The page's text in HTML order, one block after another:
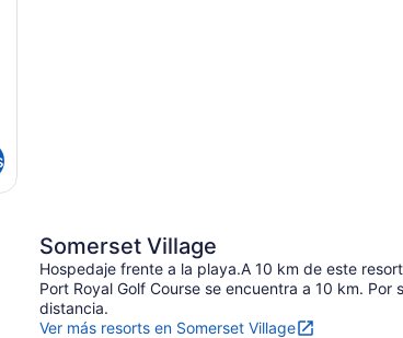
Somerset Village
Hospedaje frente a la playa.A 10 km de este
Port Royal Golf Course se encuentra a 10 km.
distancia.
Ver más resorts en Somerset Village